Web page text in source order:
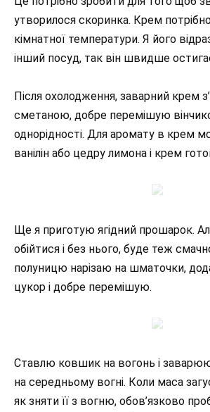
утворилося скоринка. Крем
кімнатної температури. Я його
інший посуд, так він швидше
Після охолодження, заварний крем
сметаною, добре перемішую
однорідності. Для аромату в крем
ванілін або цедру лимона і крем
Ще я приготую ягідний прошарок.
обійтися і без нього, буде теж
полуницю нарізаю на шматочки,
цукор і добре перемішую.
Ставлю ковшик на вогонь і
на середньому вогні. Коли маса
як зняти її з вогню, обов’язково